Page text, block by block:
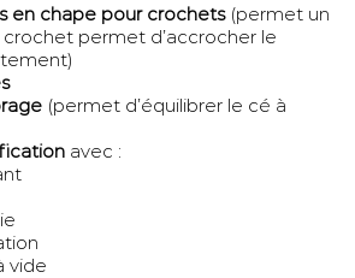
en chape pour crochets(permet un
permet d’accrocher le
(permet d’équilibrer le cé à
avec :
vide